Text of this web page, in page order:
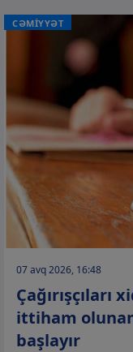
CƏMİYYƏT
07 avq 2026, 16:48
Çağırışçıları
ittiham
başlayır